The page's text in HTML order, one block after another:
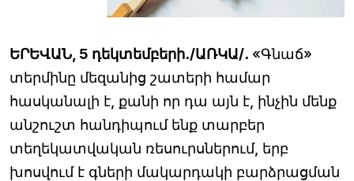
ԵՐԵՎԱՆ, 5 դեկտեմբերի․/ԱՌԿԱ/․ «Գնաճ»
տերմինը մեզանից շատերի համար
հասկանալի է, քանի որ դա այն է, ինչին մենք
անշուշտ հանդիպում ենք տարբեր
տեղեկատվական ռեսուրսներում, երբ
խոսվում է գների մակարդակի բարձրացման